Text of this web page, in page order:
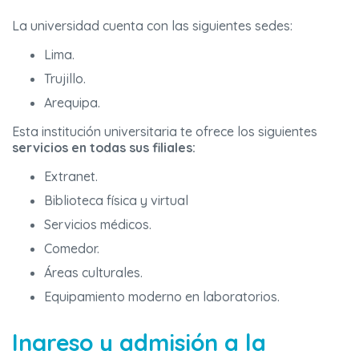
La universidad cuenta con las siguientes sedes:
Lima.
Trujillo.
Arequipa.
Esta institución universitaria te ofrece los siguientes
servicios en todas sus filiales:
Extranet.
Biblioteca física y virtual
Servicios médicos.
Comedor.
Áreas culturales.
Equipamiento moderno en laboratorios.
Ingreso y admisión a la